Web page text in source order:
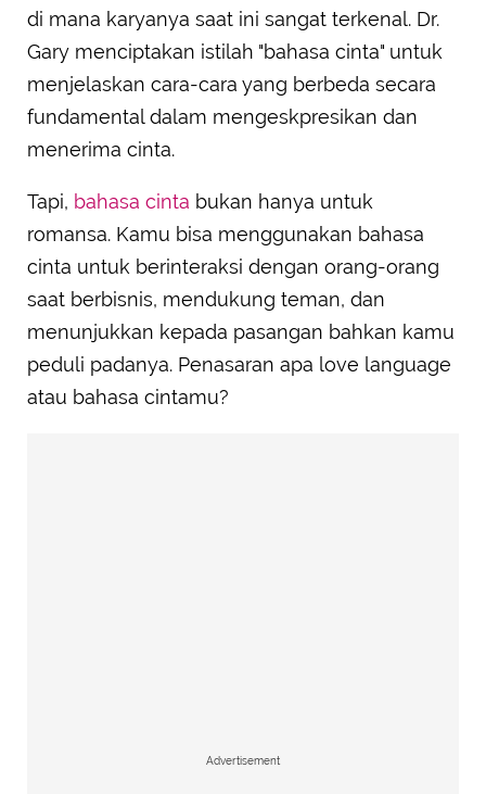
di mana karyanya saat ini sangat terkenal. Dr.
Gary menciptakan istilah "bahasa cinta" untuk
menjelaskan cara-cara yang berbeda secara
fundamental dalam mengeskpresikan dan
menerima cinta.
Tapi, bahasa cinta bukan hanya untuk
romansa. Kamu bisa menggunakan bahasa
cinta untuk berinteraksi dengan orang-orang
saat berbisnis, mendukung teman, dan
menunjukkan kepada pasangan bahkan kamu
peduli padanya. Penasaran apa love language
atau bahasa cintamu?
Advertisement